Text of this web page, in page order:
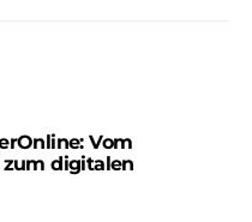
Vom
digitalen